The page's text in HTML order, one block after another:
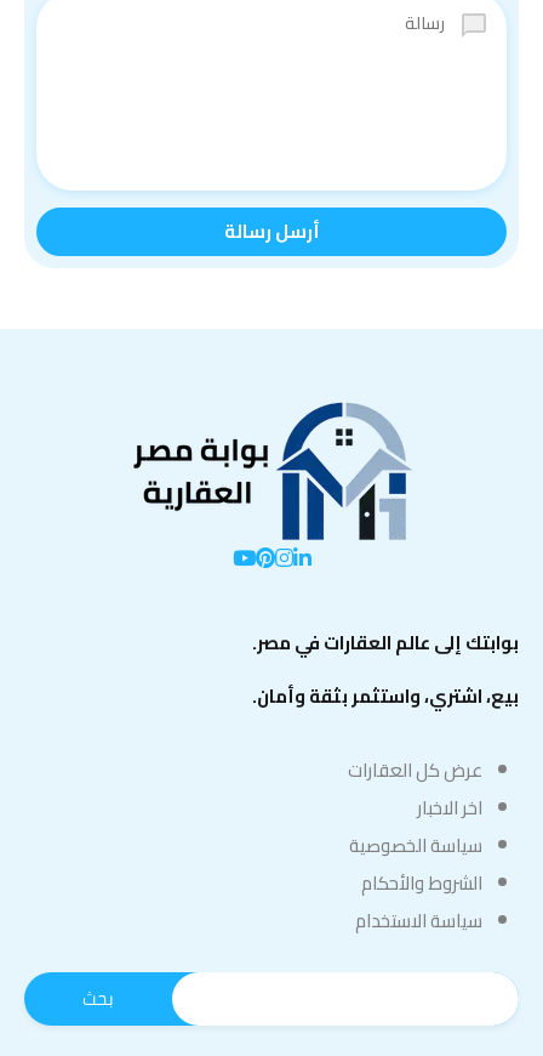
بوابتك إلى عالم العقارات في مصر.
بيع، اشتري، واستثمر بثقة وأمان.
عرض كل العقارات
اخر الاخبار
سياسة الخصوصية
الشروط والأحكام
سياسة الاستخدام